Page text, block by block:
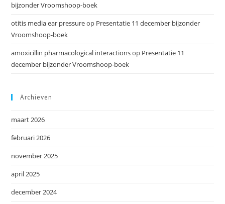
bijzonder Vroomshoop-boek
otitis media ear pressureop Presentatie 11 december bijzonder
Vroomshoop-boek
amoxicillin pharmacological interactionsop Presentatie 11
december bijzonder Vroomshoop-boek
Archieven
maart 2026
februari 2026
november 2025
april 2025
december 2024